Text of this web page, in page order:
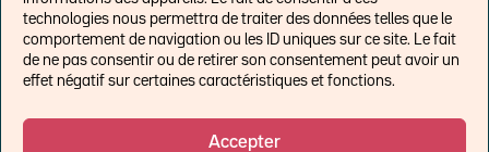
technologies nous permettra de traiter des données telles que le
comportement de navigation ou les ID uniques sur ce site. Le fait
de ne pas consentir ou de retirer son consentement peut avoir un
effet négatif sur certaines caractéristiques et fonctions.
Accepter
Economistes
Think tank
Politique de cookies (UE)